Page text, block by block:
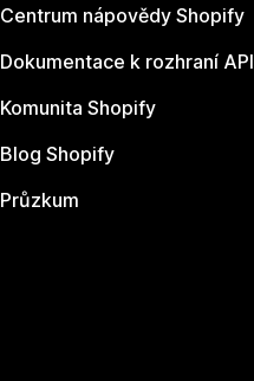
Centrum nápovědy Shopify
Dokumentace k rozhraní API
Komunita Shopify
Blog Shopify
Průzkum